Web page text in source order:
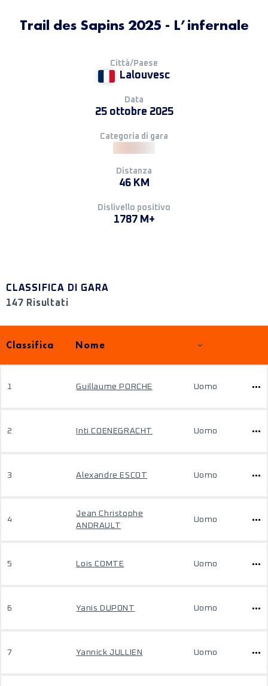
Trail des Sapins 2025 - L’infernale
Città/Paese
Lalouvesc
Data
25 ottobre 2025
Categoria di gara
Distanza
46 KM
Dislivello positivo
1787 M+
CLASSIFICA DI GARA
147 Risultati
Classifica Nome
1 Guillaume PORCHE Uomo
2 Inti COENEGRACHT Uomo
3 Alexandre ESCOT Uomo
4
Jean Christophe
ANDRAULT
Uomo
5 Lois COMTE Uomo
6 Yanis DUPONT Uomo
7 Yannick JULLIEN Uomo